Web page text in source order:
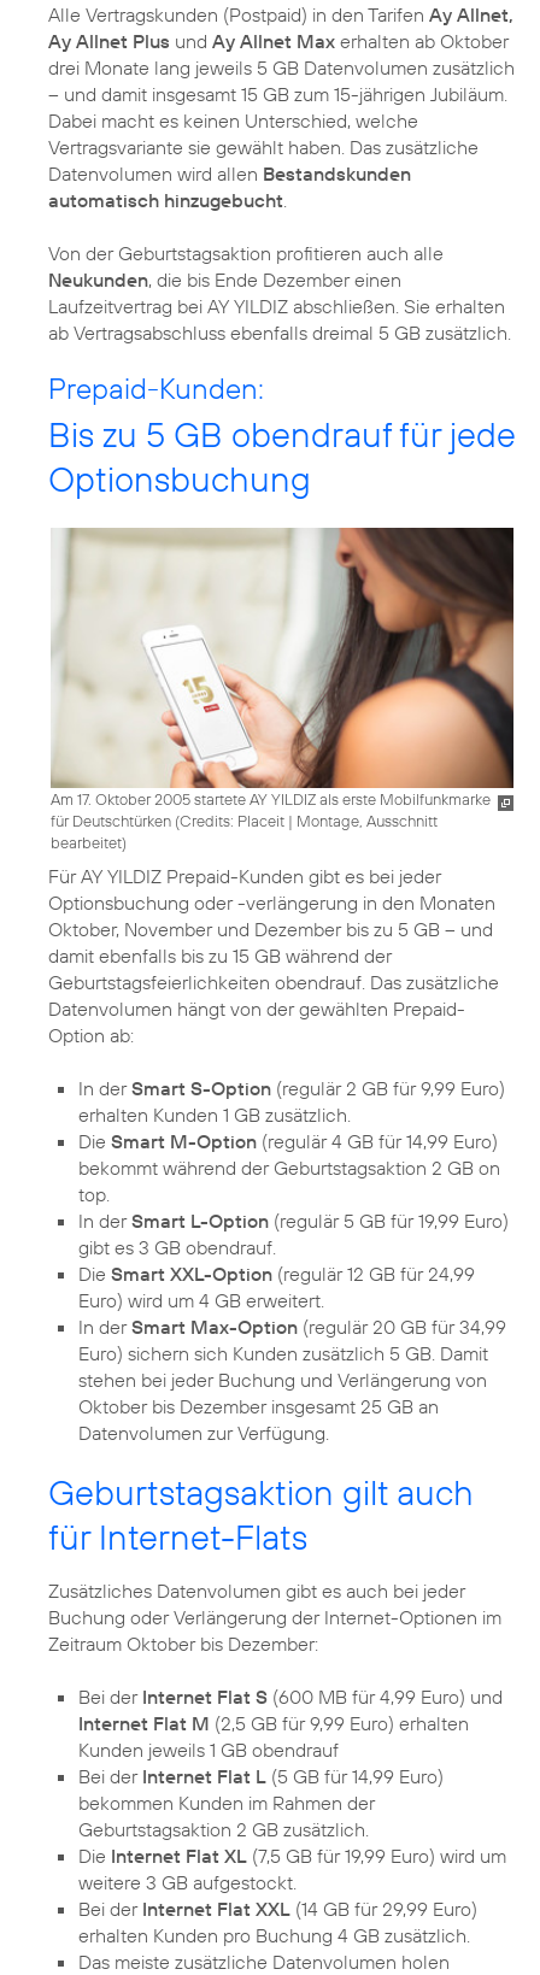
Alle Vertragskunden (Postpaid) in den Tarifen Ay Allnet,
Ay Allnet Plus und Ay Allnet Max erhalten ab Oktober
drei Monate lang jeweils 5 GB Datenvolumen zusätzlich
– und damit insgesamt 15 GB zum 15-jährigen Jubiläum.
Dabei macht es keinen Unterschied, welche
Vertragsvariante sie gewählt haben. Das zusätzliche
Datenvolumen wird allen Bestandskunden
automatisch hinzugebucht
Von der Geburtstagsaktion profitieren auch alle
Neukunden, die bis Ende Dezember einen
Laufzeitvertrag bei AY YILDIZ abschließen. Sie erhalten
ab Vertragsabschluss ebenfalls dreimal 5 GB zusätzlich.
Prepaid-Kunden:
Bis zu 5 GB obendrauf für jede
Optionsbuchung
Am 17. Oktober 2005 startete AY YILDIZ als erste Mobilfunkmarke
für Deutschtürken (Credits: Placeit | Montage, Ausschnitt
bearbeitet)
Für AY YILDIZ Prepaid-Kunden gibt es bei jeder
Optionsbuchung oder -verlängerung in den Monaten
Oktober, November und Dezember bis zu 5 GB – und
damit ebenfalls bis zu 15 GB während der
Geburtstagsfeierlichkeiten obendrauf. Das zusätzliche
Datenvolumen hängt von der gewählten Prepaid-
Option ab:
In derSmart S-Option (regulär 2 GB für 9,99 Euro)
erhalten Kunden 1 GB zusätzlich.
Die Smart M-Option (regulär 4 GB für 14,99 Euro)
bekommt während der Geburtstagsaktion 2 GB on
top.
In derSmart L-Option (regulär 5 GB für 19,99 Euro)
gibt es 3 GB obendrauf.
Die Smart XXL-Option (regulär 12 GB für 24,99
Euro) wird um 4 GB erweitert.
In derSmart Max-Option (regulär 20 GB für 34,99
Euro) sichern sich Kunden zusätzlich 5 GB. Damit
stehen bei jeder Buchung und Verlängerung von
Oktober bis Dezember insgesamt 25 GB an
Datenvolumen zur Verfügung.
Geburtstagsaktion gilt auch
für Internet-Flats
Zusätzliches Datenvolumen gibt es auch bei jeder
Buchung oder Verlängerung der Internet-Optionen im
Zeitraum Oktober bis Dezember:
Bei der Internet Flat S (600 MB für 4,99 Euro) und
Internet Flat M (2,5 GB für 9,99 Euro) erhalten
Kunden jeweils 1 GB obendrauf
Bei der Internet Flat L (5 GB für 14,99 Euro)
bekommen Kunden im Rahmen der
Geburtstagsaktion 2 GB zusätzlich.
Die Internet Flat XL (7,5 GB für 19,99 Euro) wird um
weitere 3 GB aufgestockt.
Bei der Internet Flat XXL (14 GB für 29,99 Euro)
erhalten Kunden pro Buchung 4 GB zusätzlich.
Das meiste zusätzliche Datenvolumen holen